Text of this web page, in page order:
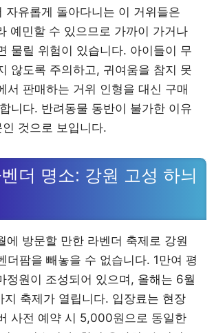
자유롭게 돌아다니는 이 거위들은
예민할 수 있으므로 가까이 가거나
물릴 위험이 있습니다. 아이들이 무
않도록 주의하고, 귀여움을 참지 못
서 판매하는 거위 인형을 대신 구매
니다. 반려동물 동반이 불가한 이유
것으로 보입니다.
더 명소: 강원 고성 하늬
에 방문할 만한 라벤더 축제로 강원
더팜을 빼놓을 수 없습니다. 1만여 평
정원이 조성되어 있으며, 올해는 6월
지 축제가 열립니다. 입장료는 현장
사전 예약 시 5,000원으로 동일한